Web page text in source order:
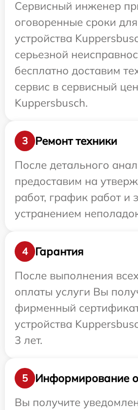
Сервисный инженер
оговоренные сроки
устройства
серьезной
бесплатно доставим
сервис в сервисный
Kuppersbusch.
3
Ремонт техники
После детального
предоставим на
работ, график работ и
устранением
4
Гарантия
После выполнения
оплаты услуги Вы
фирменный
устройства
3 лет.
5
Информирование о
Вы получите